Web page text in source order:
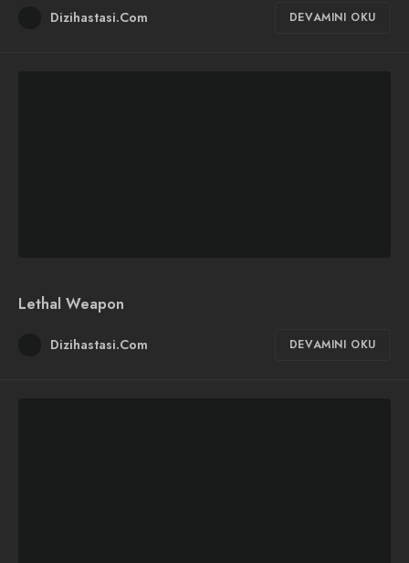
Dizihastasi.Com DEVAMINI OKU
Lethal Weapon
Dizihastasi.Com DEVAMINI OKU